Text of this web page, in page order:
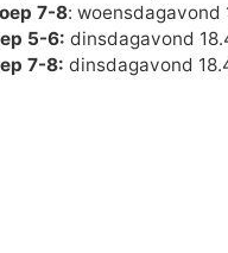
7-8: woensdagavond
5-6: dinsdagavond
7-8: dinsdagavond